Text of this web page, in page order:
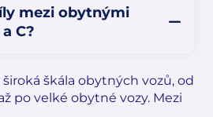
mezi obytnými
C?
škála obytných vozů, od
po velké obytné vozy. Mezi